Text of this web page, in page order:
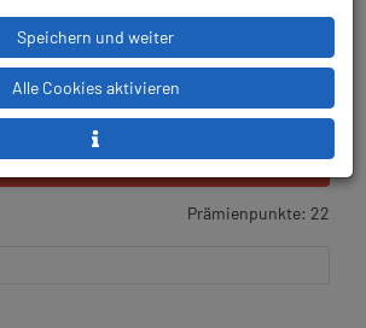
€ (38.02 %) gespart!
35,50 €
gültig bis 31.12.2027
Prämienpunkte: 22
Speichern und weiter
Alle Cookies aktivieren